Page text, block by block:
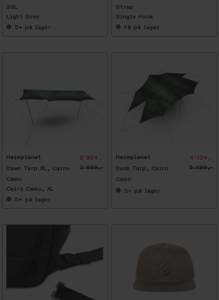
20L
Light Grey
5+ på lager
Strap
Single Hook
Få på lager
Heimplanet
Dawn Tarp XL, Cairo
Camo
2 924,-
3 899,-
Cairo Camo, XL
5+ på lager
Heimplanet
Dusk Tarp, Cairo
Camo
4 124,-
5 499,-
5+ på lager